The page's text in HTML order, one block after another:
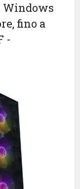
Windows
fino a
-